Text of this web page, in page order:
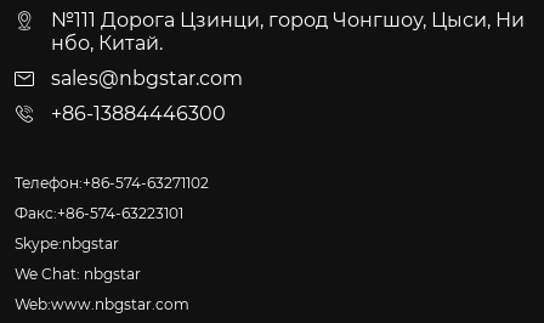
№111 Дорога Цзинци, город Чонгшоу, Цыси, Ни
нбо, Китай.
sales@nbgstar.com
+86-13884446300
Телефон:+86-574-63271102
Факс:+86-574-63223101
Skype:nbgstar
We Chat: nbgstar
Web:www.nbgstar.com